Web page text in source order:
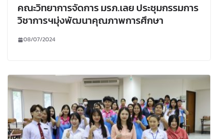
คณะวิทยาการจัดการ มรภ.เลย ประชุมกรรมการ
วิชาการฯมุ่งพัฒนาคุณภาพการศึกษา
08/07/2024